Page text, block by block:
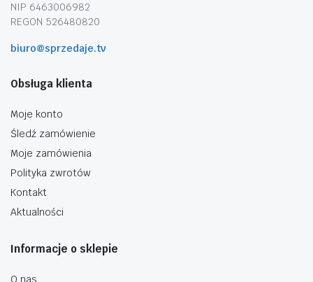
NIP 6463006982
REGON 526480820
biuro@sprzedaje.tv
Obsługa klienta
Moje konto
Śledź zamówienie
Moje zamówienia
Polityka zwrotów
Kontakt
Aktualności
Informacje o sklepie
O nas